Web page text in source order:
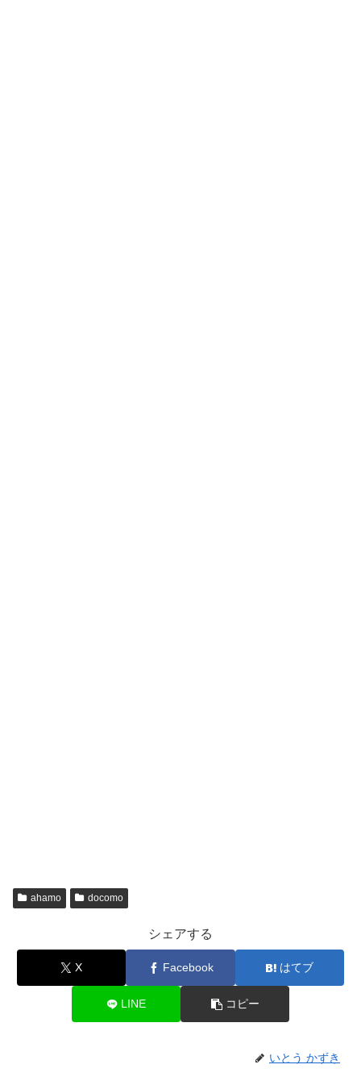
ahamo docomo
シェアする
X Facebook はてブ
LINE コピー
いとう かずき